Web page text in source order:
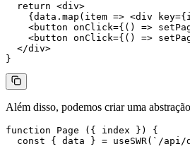
  return
<div>
    {data.
map ( item => <div key=
    <
button onClick={() =>
    <
button onClick={() =>
  </
div>
}
Além disso, podemos criar uma
function Page ({ index }) {
  const
{ data } = useSWR( `/api/